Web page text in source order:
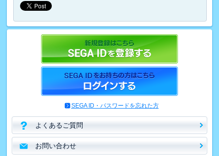
SEGA ID・パスワードを忘れた方
よくあるご質問
お問い合わせ